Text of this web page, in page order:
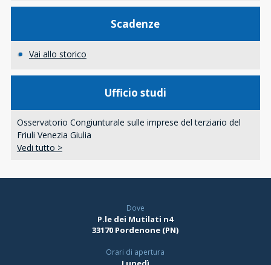
Scadenze
Vai allo storico
Ufficio studi
Osservatorio Congiunturale sulle imprese del terziario del
Friuli Venezia Giulia
Vedi tutto >
Dove
P.le dei Mutilati n4
33170 Pordenone (PN)
Orari di apertura